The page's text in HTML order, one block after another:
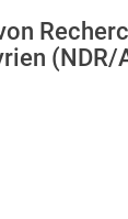
(NDR/